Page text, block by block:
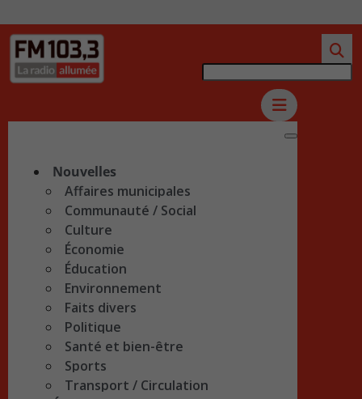
Nouvelles
Affaires municipales
Communauté / Social
Culture
Économie
Éducation
Environnement
Faits divers
Politique
Santé et bien-être
Sports
Transport / Circulation